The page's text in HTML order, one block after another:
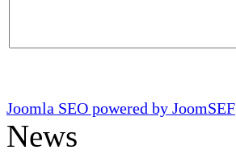
Joomla SEO powered by JoomSEF
News